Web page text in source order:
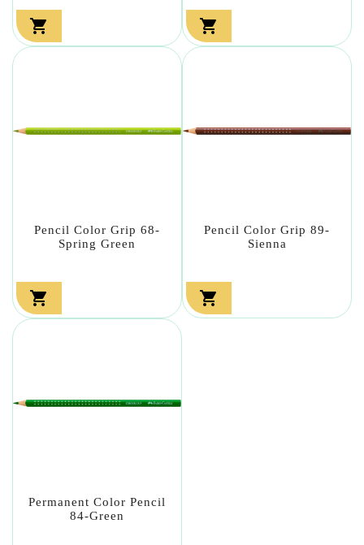
 
Pencil Color Grip 68-
Spring Green

Pencil Color Grip 89-
Sienna

Permanent Color Pencil
84-Green